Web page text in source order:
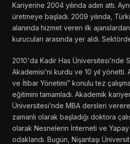
Kariyerine 2004 yılında adım attı.
üretmeye başladı. 2009 yılında,
alanında hizmet veren ilk
kurucuları arasında yer aldı.
2010'da Kadir Has Üniversitesi’nde
Akademisi’ni kurdu ve 10 yıl yönetti.
ve İtibar Yönetimi” konulu tez
eğitimini tamamladı. Akademik
Üniversitesi’nde MBA dersleri
zamanlı olarak başladığı doktora
olarak Nesnelerin İnterneti ve Yapay
odaklandı. Bugün, Nişantaşı